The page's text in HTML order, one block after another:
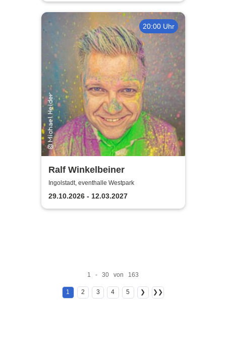
20:00 Uhr
Ralf Winkelbeiner
Ingolstadt, eventhalle Westpark
29.10.2026 - 12.03.2027
1 - 30 von 163
1 2 3 4 5 ❯ ❯❯